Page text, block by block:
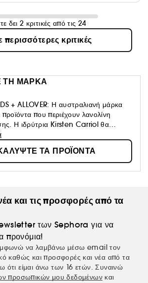
δει 2 κριτικές από τις 24
περισσότερες κριτικές
ΤΗ ΜΑΡΚΑ
+ ALLOVER: Η αυστραλιανή μάρκα
προϊόντα που περιέχουν λανολίνη
Η ιδρύτρια Kirsten Carriol θα
όταν διαπίστωσε ότι δεν είχε
Αποφάσισε έτσι να δημιουργήσει τη
της Lanolips. Η μάρκα προσφέρει
τα χέρια, τα χείλη και το σώμα για ένα
δέρμα.
ΤΑ ΠΡΟΪΟΝΤΑ
και τις προσφορές από τα
των Sephora για να
προνόμια!
να λαμβάνω μέσω email τον
καθώς και προσφορές και νέα από τα
είμαι άνω των 16 ετών. Συναινώ
προσωπικών μου δεδομένων και